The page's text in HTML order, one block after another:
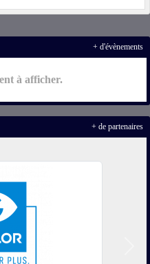
à afficher.
+ d'évènements
+ de partenaires